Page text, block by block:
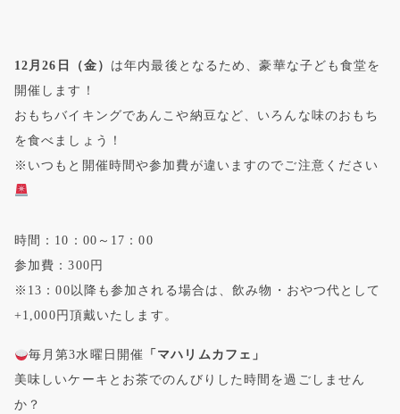
12月26日（金） は年内最後となるため、豪華な子ども食堂を
開催します！
おもちバイキングであんこや納豆など、いろんな味のおもち
を食べましょう！
※いつもと開催時間や参加費が違いますのでご注意ください
時間：10：00～17：00
参加費：300円
※13：00以降も参加される場合は、飲み物・おやつ代として
+1,000円頂戴いたします。
毎月第3水曜日開催
「マハリムカフェ」
美味しいケーキとお茶でのんびりした時間を過ごしません
か？